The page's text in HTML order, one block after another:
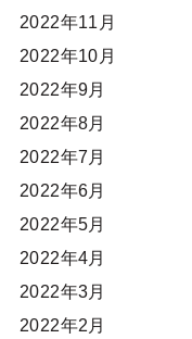
2022年11月
2022年10月
2022年9月
2022年8月
2022年7月
2022年6月
2022年5月
2022年4月
2022年3月
2022年2月